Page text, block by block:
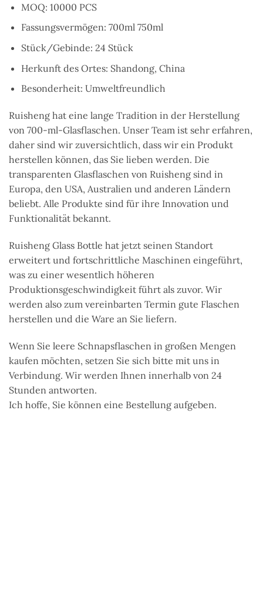
MOQ: 10000 PCS
Fassungsvermögen: 700ml 750ml
Stück/Gebinde: 24 Stück
Herkunft des Ortes: Shandong, China
Besonderheit: Umweltfreundlich
Ruisheng hat eine lange Tradition in der Herstellung
von 700-ml-Glasflaschen. Unser Team ist sehr erfahren,
daher sind wir zuversichtlich, dass wir ein Produkt
herstellen können, das Sie lieben werden. Die
transparenten Glasflaschen von Ruisheng sind in
Europa, den USA, Australien und anderen Ländern
beliebt. Alle Produkte sind für ihre Innovation und
Funktionalität bekannt.
Ruisheng Glass Bottle hat jetzt seinen Standort
erweitert und fortschrittliche Maschinen eingeführt,
was zu einer wesentlich höheren
Produktionsgeschwindigkeit führt als zuvor. Wir
werden also zum vereinbarten Termin gute Flaschen
herstellen und die Ware an Sie liefern.
Wenn Sie leere Schnapsflaschen in großen Mengen
kaufen möchten, setzen Sie sich bitte mit uns in
Verbindung. Wir werden Ihnen innerhalb von 24
Stunden antworten.
Ich hoffe, Sie können eine Bestellung aufgeben.